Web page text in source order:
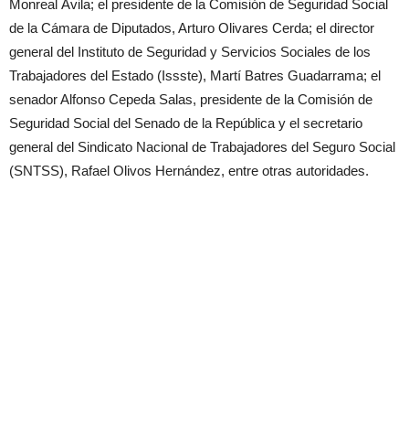
Monreal Ávila; el presidente de la Comisión de Seguridad Social
de la Cámara de Diputados, Arturo Olivares Cerda; el director
general del Instituto de Seguridad y Servicios Sociales de los
Trabajadores del Estado (Issste), Martí Batres Guadarrama; el
senador Alfonso Cepeda Salas, presidente de la Comisión de
Seguridad Social del Senado de la República y el secretario
general del Sindicato Nacional de Trabajadores del Seguro Social
(SNTSS), Rafael Olivos Hernández, entre otras autoridades.